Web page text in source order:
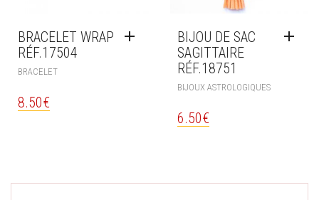
BRACELET WRAP
RÉF.17504
BRACELET
8.50€
BIJOU DE SAC
SAGITTAIRE
RÉF.18751
BIJOUX ASTROLOGIQUES
6.50€